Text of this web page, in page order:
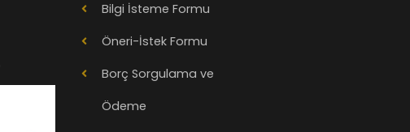
Bilgi İsteme Formu
Öneri-İstek Formu
Borç Sorgulama ve
Ödeme